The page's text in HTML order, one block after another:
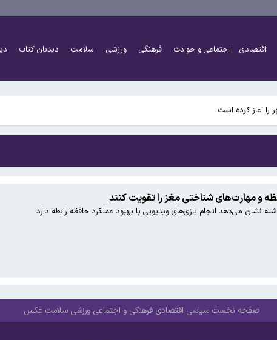
اقتصادی اجتماعی و حوادث فرهنگی ورزشی سلامت دیدبان کتاب
هرمز نزدیک شده است که ممکن است در روزهای آینده منعقد شود
آغاز کرده است
هرمز نزدیک شده است که ممکن است در روزهای آینده منعقد شود
آغاز کرده است
و مهارت‌های شناختی مغز را تقویت کنند
نشان می‌دهد انجام بازی‌های ویدیویی با بهبود عملکرد حافظه رابطه دارد.
صفحه نخست سیاسی اقتصادی فرهنگی و اجتماعی ورزشی سلامت عکس